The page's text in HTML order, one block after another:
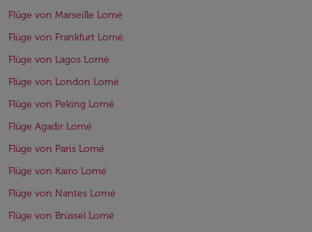
Flüge von Marseille Lomé
Flüge von Frankfurt Lomé
Flüge von Lagos Lomé
Flüge von London Lomé
Flüge von Peking Lomé
Flüge Agadir Lomé
Flüge von Paris Lomé
Flüge von Kairo Lomé
Flüge von Nantes Lomé
Flüge von Brüssel Lomé